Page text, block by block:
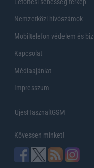
Nemzetközi hívószámok
Mobiltelefon védelem és
Kapcsolat
Médiaajánlat
Impresszum
UjesHasznaltGSM
Kövessen minket!